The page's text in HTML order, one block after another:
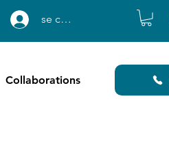
se connecter
Collaborations